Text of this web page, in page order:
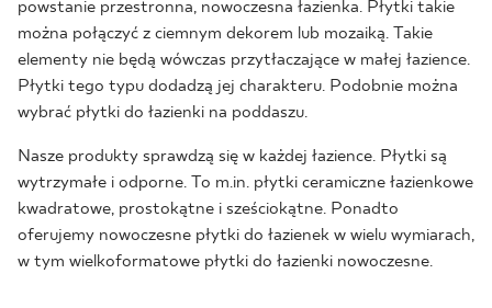
powstanie przestronna, nowoczesna łazienka. Płytki takie
można połączyć z ciemnym dekorem lub mozaiką. Takie
elementy nie będą wówczas przytłaczające w małej łazience.
Płytki tego typu dodadzą jej charakteru. Podobnie można
wybrać płytki do łazienki na poddaszu.
Nasze produkty sprawdzą się w każdej łazience. Płytki są
wytrzymałe i odporne. To m.in. płytki ceramiczne łazienkowe
kwadratowe, prostokątne i sześciokątne. Ponadto
oferujemy nowoczesne płytki do łazienek w wielu wymiarach,
w tym wielkoformatowe płytki do łazienki nowoczesne.